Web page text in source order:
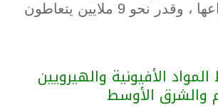
المخدرات بأنواعها ، وقدر نحو 9 ملايين يتعاطون
الأفيونية والهيرويين
والشرق الأوسط